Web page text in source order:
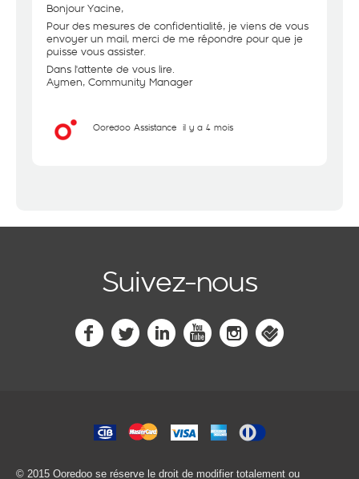
Bonjour Yacine,
Pour des mesures de confidentialité, je viens de vous
envoyer un mail, merci de me répondre pour que je
puisse vous assister.
Dans l'attente de vous lire.
Aymen, Community Manager
Ooredoo Assistance il y a 4 mois
Suivez-nous
© 2015 Ooredoo se réserve le droit de modifier totalement ou